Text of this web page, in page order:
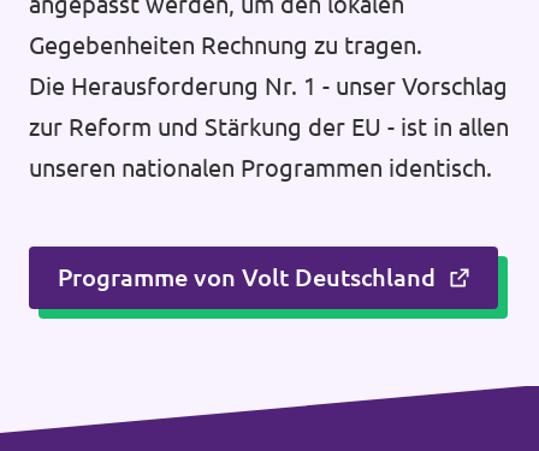
Gegebenheiten Rechnung zu tragen.
Die Herausforderung Nr. 1 - unser Vorschlag
zur Reform und Stärkung der EU - ist in allen
unseren nationalen Programmen identisch.
Programme von Volt Deutschland